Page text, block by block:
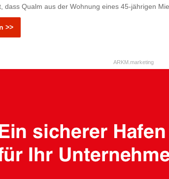
dass Qualm aus der Wohnung eines 45-jährigen
>>
ARKM.marketing